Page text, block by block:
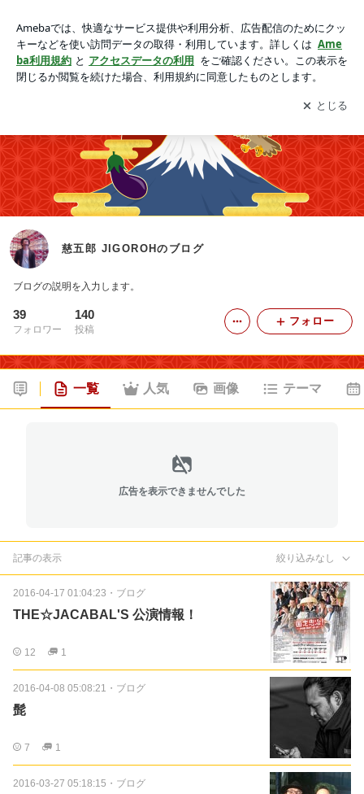
アプリをダウンロードして ブログの更新通知
を受け取りまし
ょう。
開く
慈五郎 JIGOROHのブログ
ブログの説明を入力します。
39
フォロワー
140
投稿
フォロー
一覧 人気 画像 テーマ
広告を表示できませんでした
記事の表示 絞り込みなし
2016-04-17 01:04:23 ・ ブログ
THE☆JACABAL'S 公演情報！
12 1
2016-04-08 05:08:21 ・ ブログ
髭
7 1
2016-03-27 05:18:15 ・ ブログ